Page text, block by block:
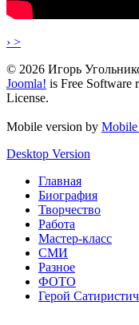
› >
© 2026 Игорь
Joomla! is Free Software
License.
Mobile version by Mobile
Desktop Version
Главная
Биография
Творчество
Работа
Мастер-класс
СМИ
Разное
ФОТО
Герой